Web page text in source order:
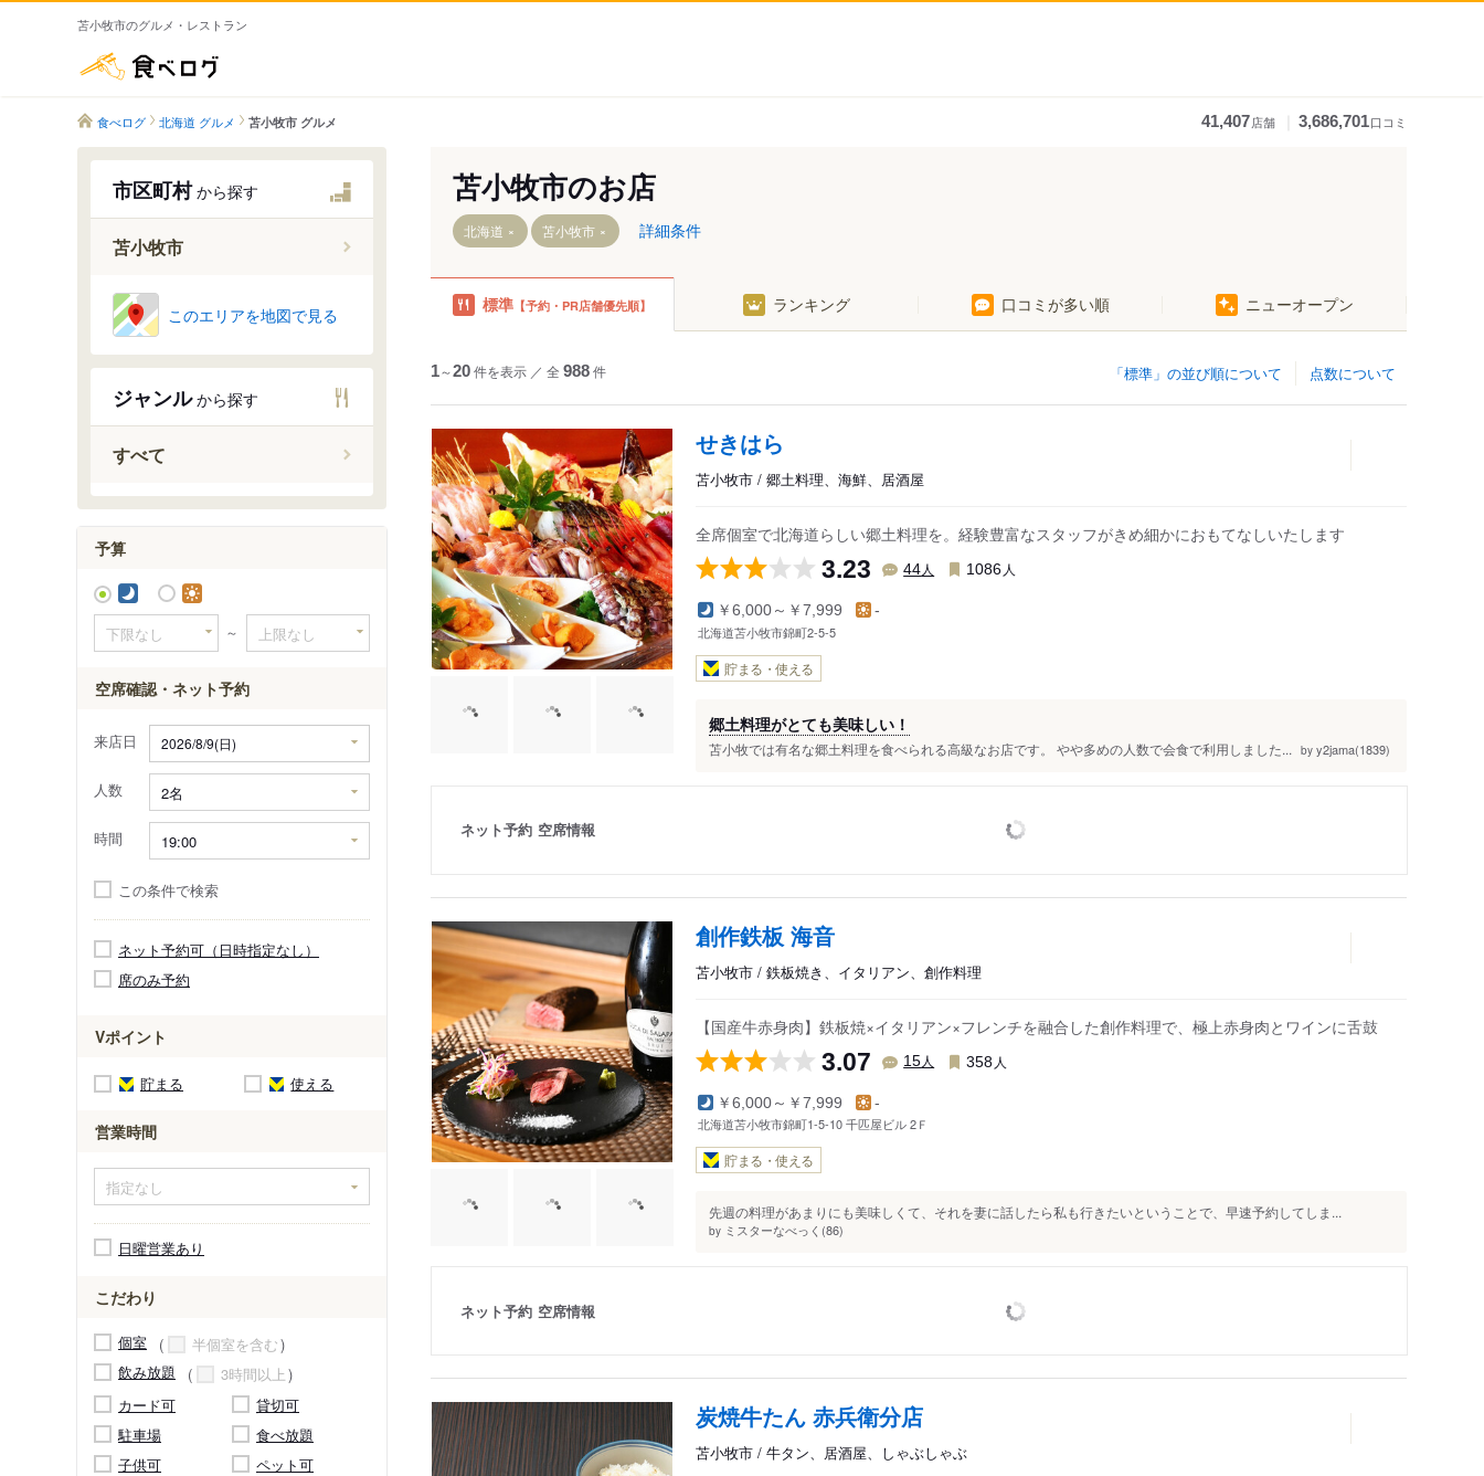
苫小牧市のグルメ・レストラン
食べログ 北海道 グルメ 苫小牧市 グルメ 41,407店舗 3,686,701口コミ
市区町村から探す
苫小牧市
明野新町
あけぼの町
旭町
有明町
泉町
一本松町
有珠の沢町
ウトナイ北
ウトナイ南
永福町
王子町
このエリアを地図で見る
ジャンルから探す
すべて
予算
～
空席確認・ネット予約
来店日
人数
時間
この条件で検索
ネット予約可（日時指定なし）
席のみ予約
Vポイント
貯まる 使える
営業時間
日曜営業あり
こだわり
個室
半個室を含む
飲み放題
3時間以上
カード可
貸切可
駐車場
食べ放題
子供可
ペット可
苫小牧市のお店
北海道 苫小牧市 詳細条件
標準 【予約・PR店舗優先順】 ランキング 口コミが多い順 ニューオープン
点数について
「標準」の並び順について
1～20件を表示 ／ 全 988件
せきはら
苫小牧市 / 郷土料理、海鮮、居酒屋
全席個室で北海道らしい郷土料理を。経験豊富なスタッフがきめ細かにおもてなしいたします
3.23 44人 1086 人
￥6,000～￥7,999
-
北海道苫小牧市錦町2-5-5
貯まる・使える
郷土料理がとても美味しい！
苫小牧では有名な郷土料理を食べられる高級なお店です。 やや多めの人数で会食で利用しました... by y2jama(1839)
ネット予約 空席情報
創作鉄板 海音
苫小牧市 / 鉄板焼き、イタリアン、創作料理
【国産牛赤身肉】鉄板焼×イタリアン×フレンチを融合した創作料理で、極上赤身肉とワインに舌鼓
3.07 15人 358 人
￥6,000～￥7,999
-
北海道苫小牧市錦町1-5-10 千匹屋ビル 2Ｆ
貯まる・使える
先週の料理があまりにも美味しくて、それを妻に話したら私も行きたいということで、早速予約してしま...
by ミスターなべっく(86)
ネット予約 空席情報
炭焼牛たん 赤兵衛分店
苫小牧市 / 牛タン、居酒屋、しゃぶしゃぶ